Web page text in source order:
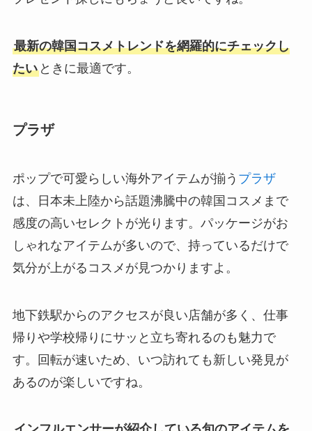
最新の韓国コスメトレンドを網羅的にチェックし
たいときに最適です。
プラザ
ポップで可愛らしい海外アイテムが揃う プラザ
は、日本未上陸から話題沸騰中の韓国コスメまで
感度の高いセレクトが光ります。パッケージがお
しゃれなアイテムが多いので、持っているだけで
気分が上がるコスメが見つかりますよ。
地下鉄駅からのアクセスが良い店舗が多く、仕事
帰りや学校帰りにサッと立ち寄れるのも魅力で
す。回転が速いため、いつ訪れても新しい発見が
あるのが楽しいですね。